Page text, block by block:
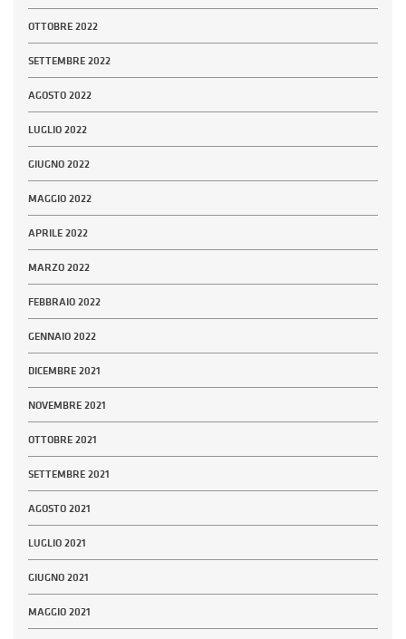
OTTOBRE 2022
SETTEMBRE 2022
AGOSTO 2022
LUGLIO 2022
GIUGNO 2022
MAGGIO 2022
APRILE 2022
MARZO 2022
FEBBRAIO 2022
GENNAIO 2022
DICEMBRE 2021
NOVEMBRE 2021
OTTOBRE 2021
SETTEMBRE 2021
AGOSTO 2021
LUGLIO 2021
GIUGNO 2021
MAGGIO 2021